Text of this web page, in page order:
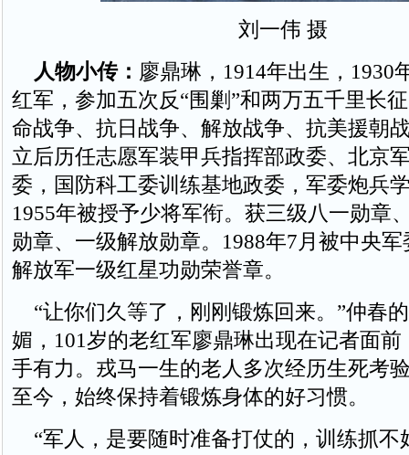
刘一伟 摄
人物小传： 廖鼎琳，1914年出生，1930
红军，参加五次反“围剿”和两万五千里长
命战争、抗日战争、解放战争、抗美援朝
立后历任志愿军装甲兵指挥部政委、北京
委，国防科工委训练基地政委，军委炮兵
1955年被授予少将军衔。获三级八一勋章
勋章、一级解放勋章。1988年7月被中央
解放军一级红星功勋荣誉章。
“让你们久等了，刚刚锻炼回来。”仲春
媚，101岁的老红军廖鼎琳出现在记者面
手有力。戎马一生的老人多次经历生死考
至今，始终保持着锻炼身体的好习惯。
“军人，是要随时准备打仗的，训练抓不